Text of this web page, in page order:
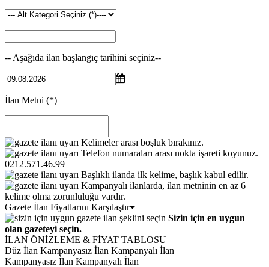
-- Aşağıda ilan başlangıç tarihini seçiniz--
İlan Metni (*)
Kelimeler arası boşluk bırakınız.
Telefon numaraları arası nokta işareti koyunuz.
0212.571.46.99
Başlıklı ilanda ilk kelime, başlık kabul edilir.
Kampanyalı ilanlarda, ilan metninin en az 6
kelime olma zorunluluğu vardır.
Gazete İlan Fiyatlarını Karşılaştır
Sizin için en uygun
olan gazeteyi seçin.
İLAN ÖNİZLEME & FİYAT TABLOSU
Düz İlan Kampanyasız İlan Kampanyalı İlan
Kampanyasız İlan Kampanyalı İlan